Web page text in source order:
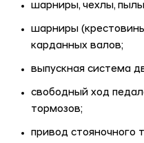
шарниры, чехлы,
шарниры
карданных валов;
выпускная система
свободный ход
тормозов;
привод стояночного